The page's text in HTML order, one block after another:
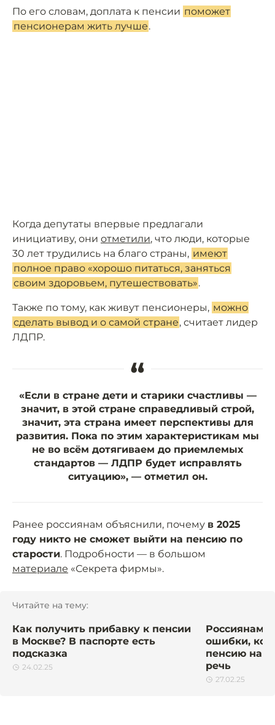
По его словам, доплата к пенсии поможет
пенсионерам жить лучше.
Когда депутаты впервые предлагали
инициативу, они отметили, что люди, которые
30 лет трудились на благо страны, имеют
полное право «хорошо питаться, заняться
своим здоровьем, путешествовать».
Также по тому, как живут пенсионеры, можно
сделать вывод и о самой стране, считает лидер
ЛДПР.
“
«Если в стране дети и старики счастливы —
значит, в этой стране справедливый строй,
значит, эта страна имеет перспективы для
развития. Пока по этим характеристикам мы
не во всём дотягиваем до приемлемых
стандартов — ЛДПР будет исправлять
ситуацию», — отметил он.
Ранее россиянам объяснили, почему в 2025
году никто не сможет выйти на пенсию по
старости. Подробности — в большом
материале «Секрета фирмы».
Читайте на тему:
Как получить прибавку к пенсии
в Москве? В паспорте есть
подсказка
24.02.25
Россиянам
ошибки,
пенсию на
речь
27.02.25